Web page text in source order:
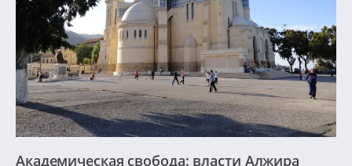
Академическая свобода: власти Алжира